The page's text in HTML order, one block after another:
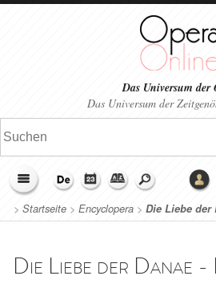
Das Universum der
Das Universum der
> Startseite > Encyclopera > Die Liebe der
Die Liebe der Danae -